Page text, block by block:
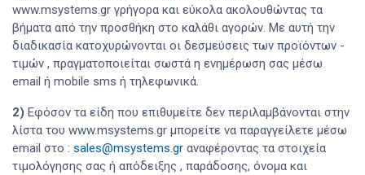
www.msystems.gr γρήγορα και εύκολα ακολουθώντας τα
βήματα από την προσθήκη στο καλάθι αγορών. Με αυτή την
διαδικασία κατοχυρώνονται οι δεσμεύσεις των προϊόντων -
τιμών , πραγματοποιείται σωστά η ενημέρωση σας μέσω
email ή mobile sms ή τηλεφωνικά.
2) Εφόσον τα είδη που επιθυμείτε δεν περιλαμβάνονται στην
λίστα του www.msystems.gr μπορείτε να παραγγείλετε μέσω
email στο : sales@msystems.gr αναφέροντας τα στοιχεία
τιμολόγησης σας ή απόδειξης , παράδοσης, όνομα και